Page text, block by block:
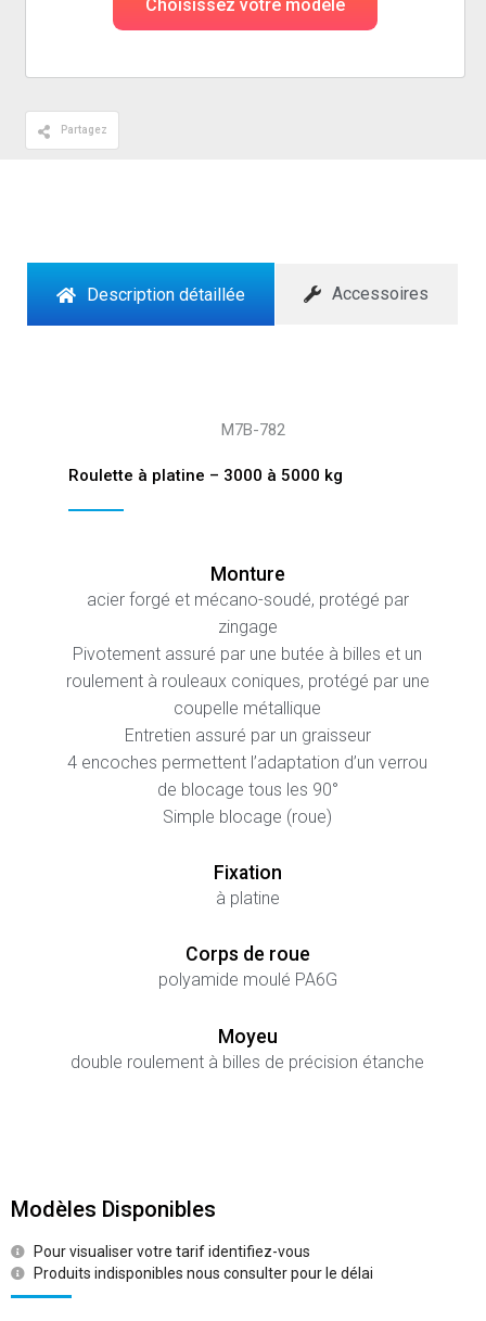
Choisissez votre modèle
Partagez
Description détaillée Accessoires
M7B-782
Roulette à platine – 3000 à 5000 kg
Monture
acier forgé et mécano-soudé, protégé par
zingage
Pivotement assuré par une butée à billes et un
roulement à rouleaux coniques, protégé par une
coupelle métallique
Entretien assuré par un graisseur
4 encoches permettent l’adaptation d’un verrou
de blocage tous les 90°
Simple blocage (roue)
Fixation
à platine
Corps de roue
polyamide moulé PA6G
Moyeu
double roulement à billes de précision étanche
Modèles Disponibles
Pour visualiser votre tarif identifiez-vous
Produits indisponibles nous consulter pour le délai